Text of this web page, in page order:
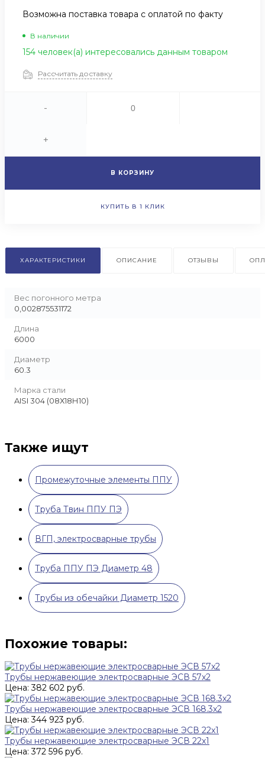
Возможна поставка товара с оплатой по факту
В наличии
154 человек(а) интересовались данным товаром
Рассчитать доставку
-
+
В КОРЗИНУ
КУПИТЬ В 1 КЛИК
ХАРАКТЕРИСТИКИ ОПИСАНИЕ ОТЗЫВЫ
Вес погонного метра
0,002875531172
Длина
6000
Диаметр
60.3
Марка стали
AISI 304 (08Х18Н10)
Также ищут
Промежуточные элементы ППУ
Труба Твин ППУ ПЭ
ВГП, электросварные трубы
Труба ППУ ПЭ Диаметр 48
Трубы из обечайки Диаметр 1520
Похожие товары:
Трубы нержавеющие электросварные ЭСВ 57x2
Цена: 382 602 руб.
Трубы нержавеющие электросварные ЭСВ 168.3x2
Цена: 344 923 руб.
Трубы нержавеющие электросварные ЭСВ 22x1
Цена: 372 596 руб.